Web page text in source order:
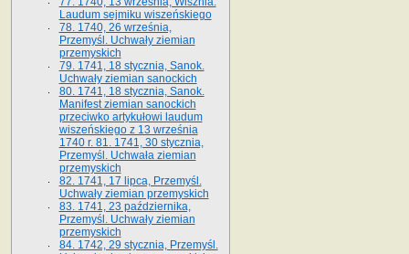
Laudum sejmiku wiszeńskiego
78. 1740, 26 września,
Przemyśl. Uchwały ziemian
przemyskich
79. 1741, 18 stycznia, Sanok.
Uchwały ziemian sanockich
80. 1741, 18 stycznia, Sanok.
Manifest ziemian sanockich
przeciwko artykułowi laudum
wiszeńskiego z 13 wrze­śnia
1740 r. 81. 1741, 30 stycznia,
Przemyśl. Uchwała ziemian
przemyskich
82. 1741, 17 lipca, Przemyśl.
Uchwały ziemian przemyskich
83. 1741, 23 października,
Przemyśl. Uchwały ziemian
przemyskich
84. 1742, 29 stycznia, Przemyśl.